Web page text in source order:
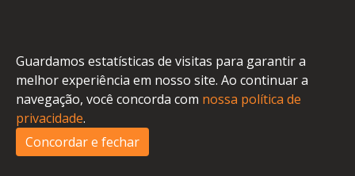
Guardamos estatísticas de visitas para garantir a
melhor experiência em nosso site. Ao continuar a
navegação, você concorda com nossa política de
privacidade.
Concordar e fechar
Casa com piscina
Apartamento com piscina
Condomínio fechado